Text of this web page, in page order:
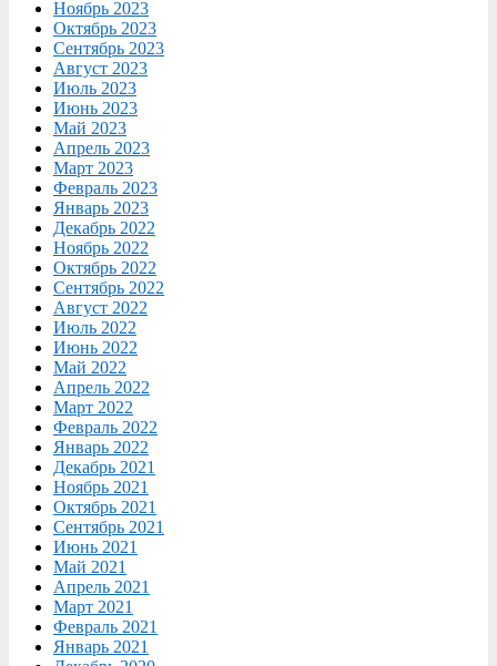
Ноябрь 2023
Октябрь 2023
Сентябрь 2023
Август 2023
Июль 2023
Июнь 2023
Май 2023
Апрель 2023
Март 2023
Февраль 2023
Январь 2023
Декабрь 2022
Ноябрь 2022
Октябрь 2022
Сентябрь 2022
Август 2022
Июль 2022
Июнь 2022
Май 2022
Апрель 2022
Март 2022
Февраль 2022
Январь 2022
Декабрь 2021
Ноябрь 2021
Октябрь 2021
Сентябрь 2021
Июнь 2021
Май 2021
Апрель 2021
Март 2021
Февраль 2021
Январь 2021